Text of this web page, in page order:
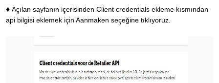
♦ Açılan sayfanın içerisinden Client credentials ekleme kısmından
api bilgisi eklemek için Aanmaken seçeğine tıklıyoruz.